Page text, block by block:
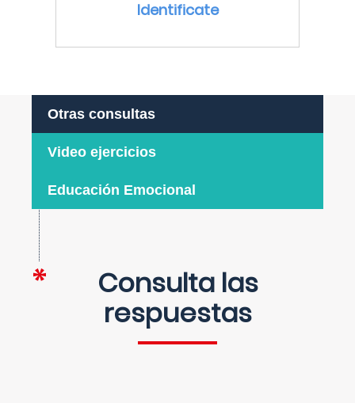
Identificate
Otras consultas
Video ejercicios
Educación Emocional
Consulta las
respuestas